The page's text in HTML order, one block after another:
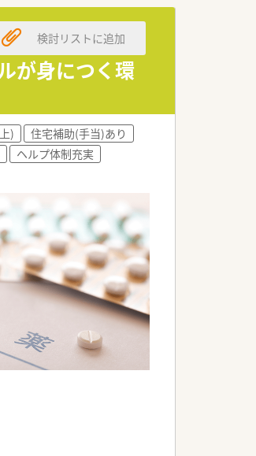
。
です。
が身につく環
検討リストに追加
)
住宅補助(手当)あり
ヘルプ体制充実